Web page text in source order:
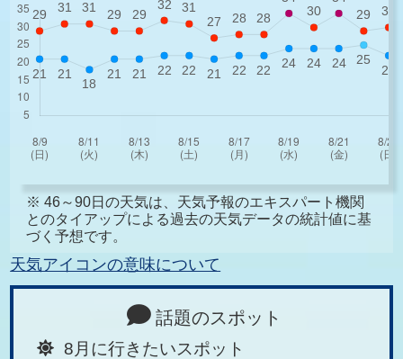
※ 46～90日の天気は、天気予報のエキスパート機関
とのタイアップによる過去の天気データの統計値に基
づく予想です。
天気アイコンの意味について
話題のスポット
8月に行きたいスポット